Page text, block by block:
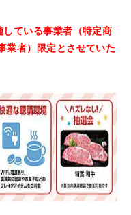
ている事業者（特定商
業者）限定とさせていた